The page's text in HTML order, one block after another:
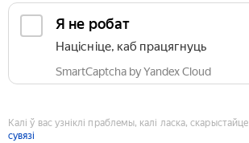
Я не робат
Націсніце, каб працягнуць
SmartCaptcha by Yandex Cloud
Калі ў вас узніклі праблемы, калі ласка, скарыстайце
сувязі